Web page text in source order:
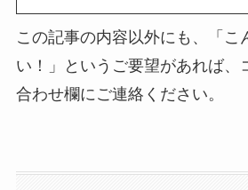
この記事の内容以外にも、「こ
い！」というご要望があれば、
合わせ欄にご連絡ください。